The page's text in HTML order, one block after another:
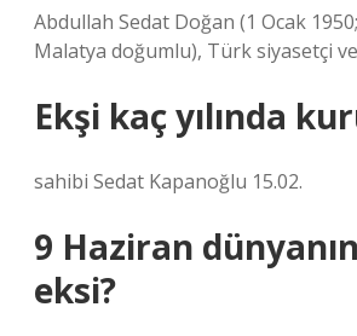
Abdullah Sedat Doğan (1 Ocak
Malatya doğumlu), Türk siyasetçi
Ekşi kaç yılında
sahibi Sedat Kapanoğlu 15.02.
9 Haziran
eksi?